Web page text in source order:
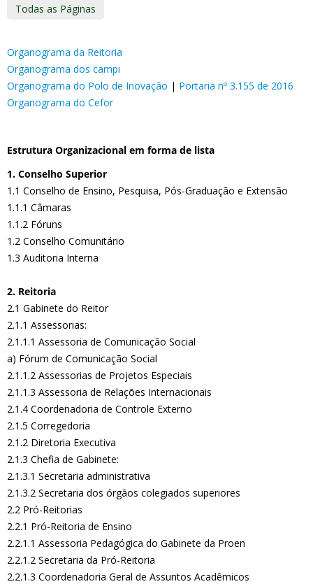
Todas as Páginas
Organograma da Reitoria
Organograma dos campi
Organograma do Polo de Inovação | Portaria nº 3.155 de 2016
Organograma do Cefor
Estrutura Organizacional em forma de lista
1. Conselho Superior
1.1 Conselho de Ensino, Pesquisa, Pós-Graduação e Extensão
1.1.1 Câmaras
1.1.2 Fóruns
1.2 Conselho Comunitário
1.3 Auditoria Interna
2. Reitoria
2.1 Gabinete do Reitor
2.1.1 Assessorias:
2.1.1.1 Assessoria de Comunicação Social
a) Fórum de Comunicação Social
2.1.1.2 Assessorias de Projetos Especiais
2.1.1.3 Assessoria de Relações Internacionais
2.1.4 Coordenadoria de Controle Externo
2.1.5 Corregedoria
2.1.2 Diretoria Executiva
2.1.3 Chefia de Gabinete:
2.1.3.1 Secretaria administrativa
2.1.3.2 Secretaria dos órgãos colegiados superiores
2.2 Pró-Reitorias
2.2.1 Pró-Reitoria de Ensino
2.2.1.1 Assessoria Pedagógica do Gabinete da Proen
2.2.1.2 Secretaria da Pró-Reitoria
2.2.1.3 Coordenadoria Geral de Assuntos Acadêmicos